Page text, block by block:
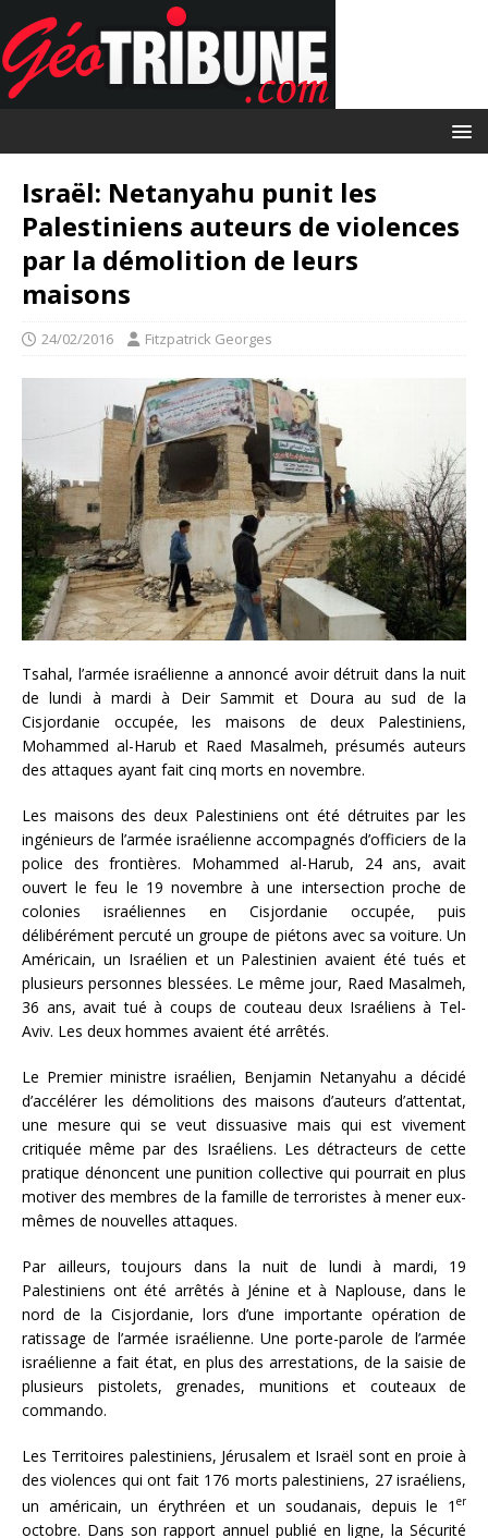
Israël: Netanyahu punit les
Palestiniens auteurs de violences
par la démolition de leurs
maisons
24/02/2016 Fitzpatrick Georges
Tsahal, l’armée israélienne a annoncé avoir détruit dans la nuit
de lundi à mardi à Deir Sammit et Doura au sud de la
Cisjordanie occupée, les maisons de deux Palestiniens,
Mohammed al-Harub et Raed Masalmeh, présumés auteurs
des attaques ayant fait cinq morts en novembre.
Les maisons des deux Palestiniens ont été détruites par les
ingénieurs de l’armée israélienne accompagnés d’officiers de la
police des frontières. Mohammed al-Harub, 24 ans, avait
ouvert le feu le 19 novembre à une intersection proche de
colonies israéliennes en Cisjordanie occupée, puis
délibérément percuté un groupe de piétons avec sa voiture. Un
Américain, un Israélien et un Palestinien avaient été tués et
plusieurs personnes blessées. Le même jour, Raed Masalmeh,
36 ans, avait tué à coups de couteau deux Israéliens à Tel-
Aviv. Les deux hommes avaient été arrêtés.
Le Premier ministre israélien, Benjamin Netanyahu a décidé
d’accélérer les démolitions des maisons d’auteurs d’attentat,
une mesure qui se veut dissuasive mais qui est vivement
critiquée même par des Israéliens. Les détracteurs de cette
pratique dénoncent une punition collective qui pourrait en plus
motiver des membres de la famille de terroristes à mener eux-
mêmes de nouvelles attaques.
Par ailleurs, toujours dans la nuit de lundi à mardi, 19
Palestiniens ont été arrêtés à Jénine et à Naplouse, dans le
nord de la Cisjordanie, lors d’une importante opération de
ratissage de l’armée israélienne. Une porte-parole de l’armée
israélienne a fait état, en plus des arrestations, de la saisie de
plusieurs pistolets, grenades, munitions et couteaux de
commando.
Les Territoires palestiniens, Jérusalem et Israël sont en proie à
des violences qui ont fait 176 morts palestiniens, 27 israéliens,
un américain, un érythréen et un soudanais, depuis le 1 er
octobre. Dans son rapport annuel publié en ligne, la Sécurité